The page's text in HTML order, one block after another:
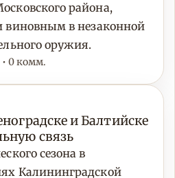
района,
виновным в незаконной
оружия.
0 комм.
и Балтийске
связь
сезона в
Калининградской